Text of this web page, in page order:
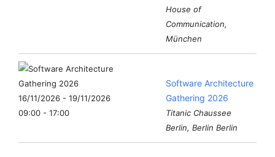
House of
Communication,
München
16/11/2026 - 19/11/2026
09:00 - 17:00
Software Architecture
Gathering 2026
Titanic Chaussee
Berlin, Berlin Berlin